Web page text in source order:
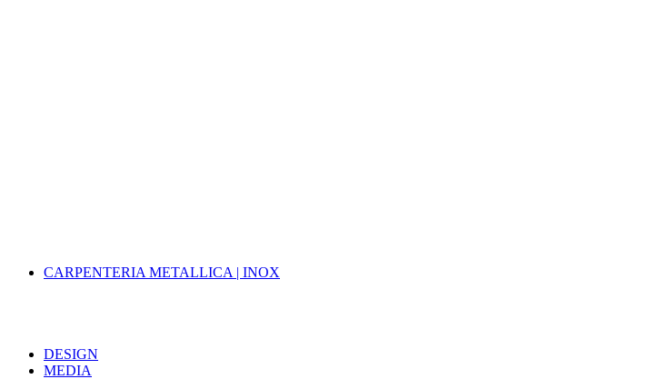
CARPENTERIA METALLICA | INOX
DESIGN
MEDIA